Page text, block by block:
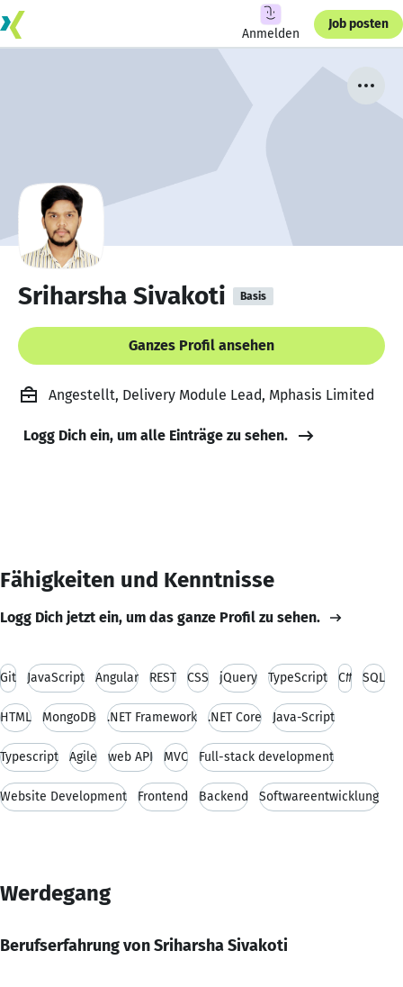
Anmelden
Job posten
Sriharsha Sivakoti Basis
Ganzes Profil ansehen
Angestellt, Delivery Module Lead, Mphasis Limited
Logg Dich ein, um alle Einträge zu sehen.
Fähigkeiten und Kenntnisse
Logg Dich jetzt ein, um das ganze Profil zu sehen.
Git JavaScript Angular REST CSS jQuery TypeScript C# SQL
HTML MongoDB .NET Framework .NET Core Java-Script
Typescript Agile web API MVC Full-stack development
Website Development Frontend Backend Softwareentwicklung
Werdegang
Berufserfahrung von Sriharsha Sivakoti